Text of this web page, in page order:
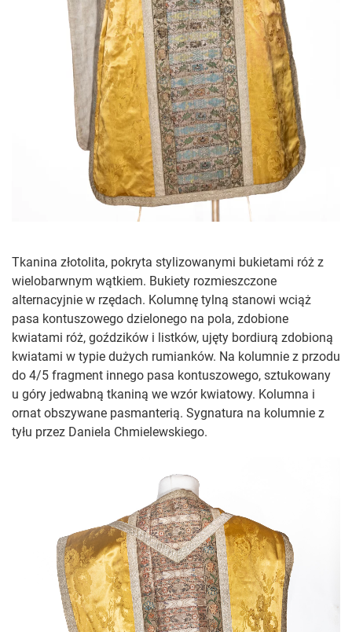
Tkanina złotolita, pokryta stylizowanymi bukietami róż z
wielobarwnym wątkiem. Bukiety rozmieszczone
alternacyjnie w rzędach. Kolumnę tylną stanowi wciąż
pasa kontuszowego dzielonego na pola, zdobione
kwiatami róż, goździków i listków, ujęty bordiurą zdobioną
kwiatami w typie dużych rumianków. Na kolumnie z przodu
do 4/5 fragment innego pasa kontuszowego, sztukowany
u góry jedwabną tkaniną we wzór kwiatowy. Kolumna i
ornat obszywane pasmanterią. Sygnatura na kolumnie z
tyłu przez Daniela Chmielewskiego.